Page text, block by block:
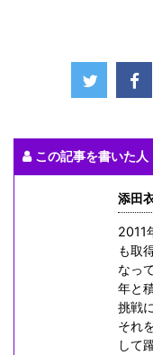
この記事を書いた人
添田
2011
も取
なっ
年と
挑戦
それ
して